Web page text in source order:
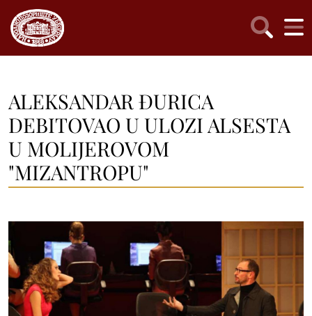
ALEKSANDAR ĐURICA
DEBITOVAO U ULOZI ALSESTA
U MOLIJEROVOM
"MIZANTROPU"